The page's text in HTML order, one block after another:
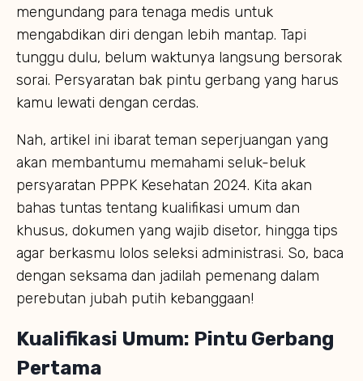
mengundang para tenaga medis untuk
mengabdikan diri dengan lebih mantap. Tapi
tunggu dulu, belum waktunya langsung bersorak
sorai. Persyaratan bak pintu gerbang yang harus
kamu lewati dengan cerdas.
Nah, artikel ini ibarat teman seperjuangan yang
akan membantumu memahami seluk-beluk
persyaratan PPPK Kesehatan 2024. Kita akan
bahas tuntas tentang kualifikasi umum dan
khusus, dokumen yang wajib disetor, hingga tips
agar berkasmu lolos seleksi administrasi. So, baca
dengan seksama dan jadilah pemenang dalam
perebutan jubah putih kebanggaan!
Kualifikasi Umum: Pintu Gerbang
Pertama